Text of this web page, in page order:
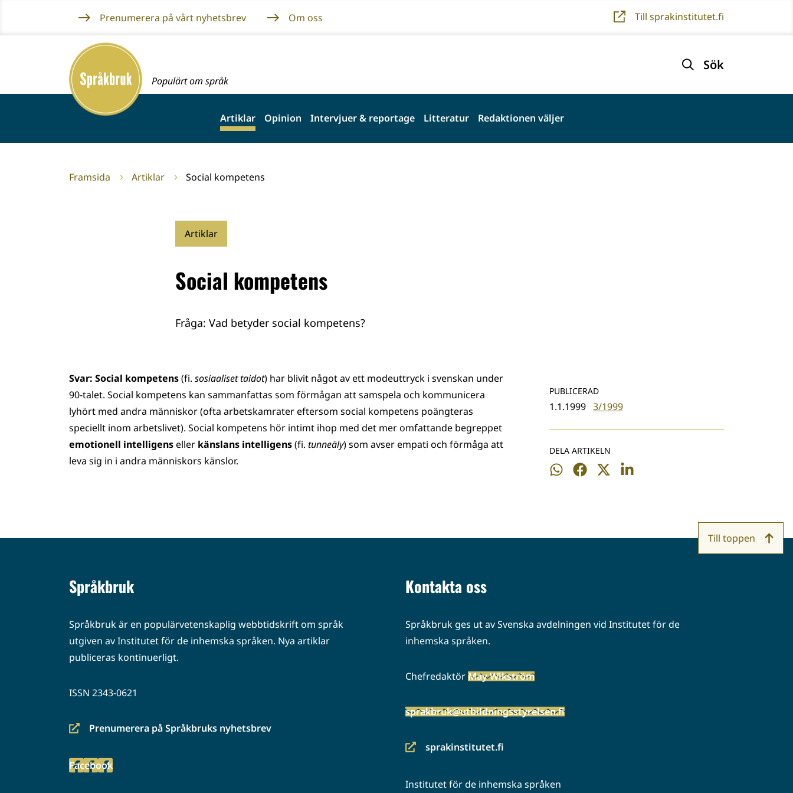
innehållet
Prenumerera på vårt nyhetsbrev Om oss Till sprakinstitutet.fi
Framsida
Populärt om språk
Sök
Artiklar Opinion Intervjuer & reportage Litteratur Redaktionen väljer
Framsida Artiklar Social kompetens
Artiklar
Social kompetens
Fråga: Vad betyder social kompetens?
PUBLICERAD
1.1.1999 3/1999
DELA ARTIKELN
Dela
Dela
Dela
Dela
Svar: Social kompetens(fi. sosiaaliset taidot) har blivit något av ett modeuttryck i svenskan under
90-talet. Social kompetens kan sammanfattas som förmågan att samspela och kommunicera
lyhört med andra människor (ofta arbetskamrater eftersom social kompetens poängteras
speciellt inom arbetslivet). Social kompetens hör intimt ihop med det mer omfattande begreppet
emotionell intelligenseller känslans intelligens(fi. tunne­äly) som avser empati och förmåga att
leva sig in i andra människors känslor.
Språkbruk
Språkbruk är en populärvetenskaplig webbtidskrift om språk
utgiven av Institutet för de inhemska språken. Nya artiklar
publiceras kontinuerligt.
ISSN 2343-0621
Prenumerera på Språkbruks nyhetsbrev
(siirryt
palveluun)
Facebook
(siirryt
Kontakta oss
Språkbruk ges ut av Svenska avdelningen vid Institutet för de
inhemska språken.
ChefredaktörMay Wikström
sprakbruk@utbildningsstyrelsen.fi
sprakinstitutet.fi
(siirryt
palveluun)
Institutet för de inhemska språken
Till toppen